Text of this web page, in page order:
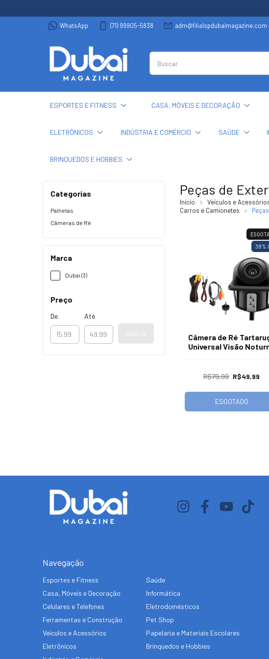
WhatsApp (71) 99905-5838 adm@filialspdubaimagazine.com
ESPORTES E FITNESS CASA, MÓVEIS E DECORAÇÃO
ELETRÔNICOS INDÚSTRIA E COMÉRCIO SAÚDE
BRINQUEDOS E HOBBIES
Categorias
Palhetas
Câmeras de Ré
Marca
Dubai (3)
Preço
De Até
Aplicar
Peças de
Início Veículos e
Carros e Camionetes
38%
Câmera de Ré
Universal Visão
R$79,99 R$49,99
ESGOTADO
Navegação
Esportes e Fitness
Casa, Móveis e Decoração
Celulares e Telefones
Ferramentas e Construção
Veículos e Acessórios
Eletrônicos
Saúde
Informática
Eletrodomésticos
Pet Shop
Papelaria e Materiais Escolares
Brinquedos e Hobbies